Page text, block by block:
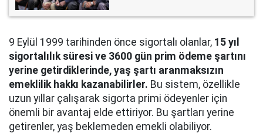
9 Eylül 1999 tarihinden önce sigortalı olanlar, 15 yıl
sigortalılık süresi ve 3600 gün prim ödeme şartını
yerine getirdiklerinde, yaş şartı aranmaksızın
emeklilik hakkı kazanabilirler. Bu sistem, özellikle
uzun yıllar çalışarak sigorta primi ödeyenler için
önemli bir avantaj elde ettiriyor. Bu şartları yerine
getirenler, yaş beklemeden emekli olabiliyor.